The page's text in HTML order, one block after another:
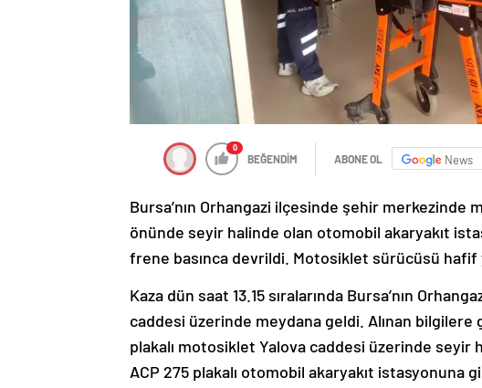
0
BEĞENDİM ABONE OL News
Bursa’nın Orhangazi ilçesinde şehir
önünde seyir halinde olan otomobil akaryakıt
frene basınca devrildi. Motosiklet sürücüsü hafif
Kaza dün saat 13.15 sıralarında Bursa’nın
caddesi üzerinde meydana geldi. Alınan bilgilere
plakalı motosiklet Yalova caddesi üzerinde
ACP 275 plakalı otomobil akaryakıt istasyonuna